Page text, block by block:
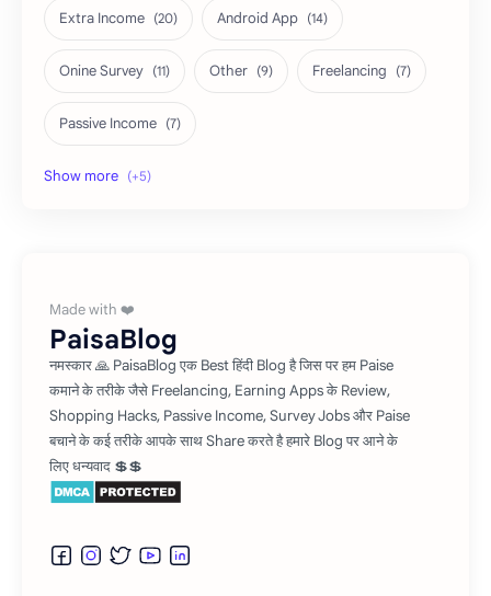
Extra Income Android App
Onine Survey Other Freelancing
Passive Income
Shopping Tricks
PaisaBlog
नमस्कार 🙏 PaisaBlog एक Best हिंदी Blog है जिस पर हम Paise
कमाने के तरीके जैसे Freelancing, Earning Apps के Review,
Shopping Hacks, Passive Income, Survey Jobs और Paise
बचाने के कई तरीके आपके साथ Share करते है हमारे Blog पर आने के
लिए धन्यवाद 💲💲